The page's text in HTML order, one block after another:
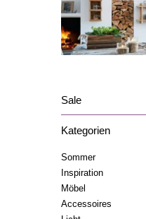
Sale
Kategorien
Sommer
Inspiration
Möbel
Accessoires